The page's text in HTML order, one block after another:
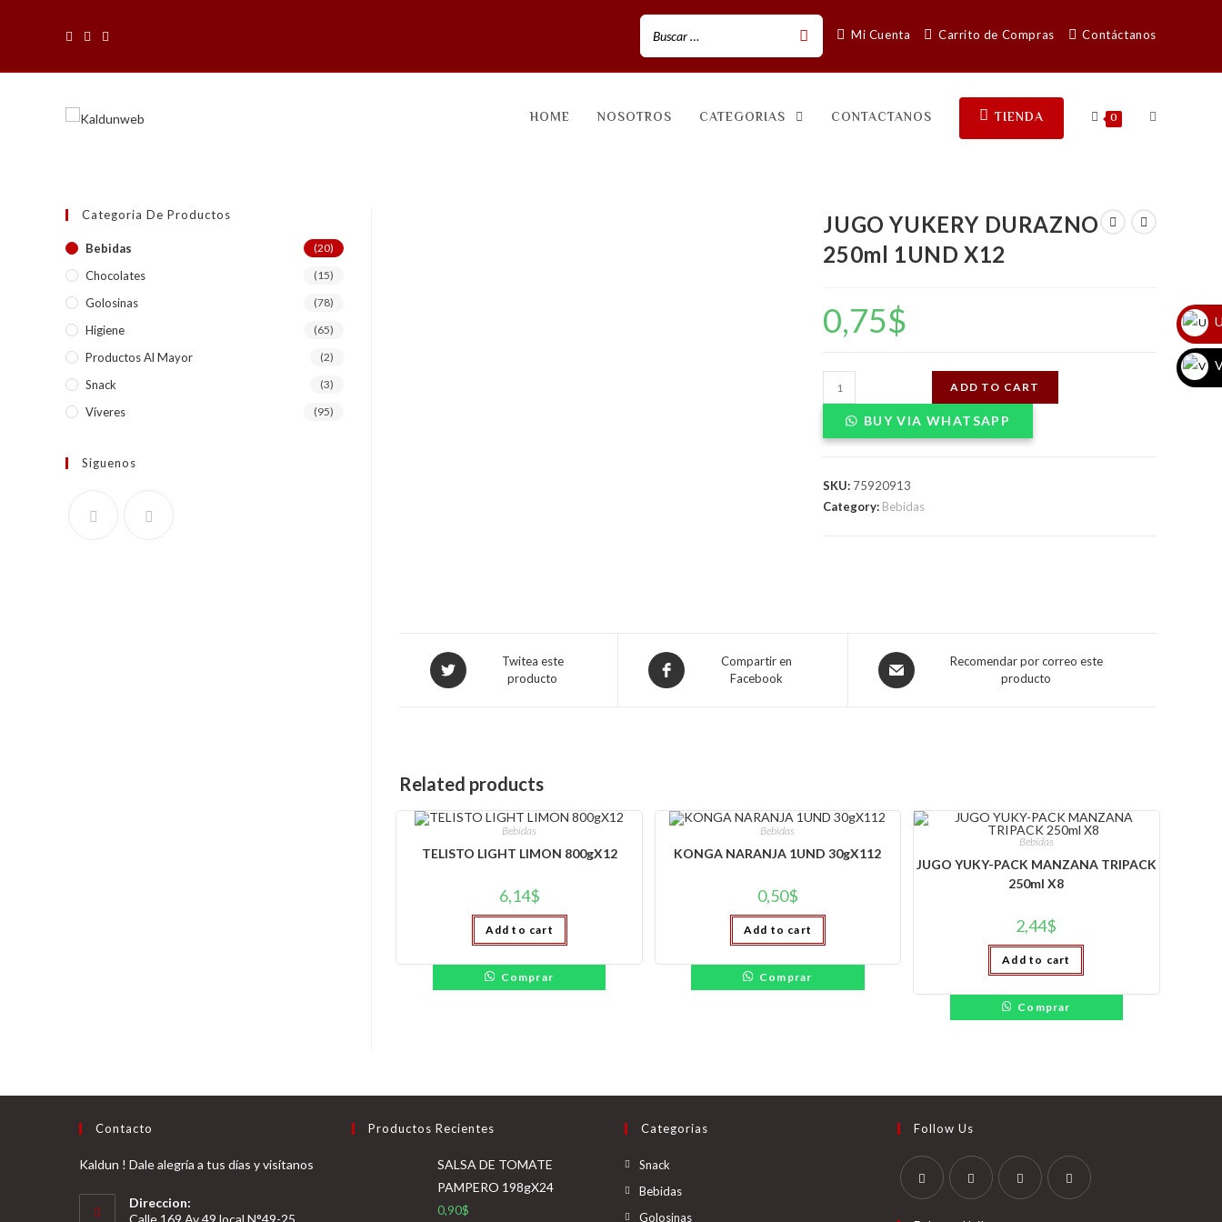
Mi Cuenta Carrito de Compras Contáctanos
HOME NOSOTROS CATEGORIAS CONTACTANOS TIENDA 0
JUGO YUKERY DURAZNO
250ml 1UND X12
0,75$
JUGO
YUKERY
DURAZNO
X12
quantity
ADD TO CART
BUY VIA WHATSAPP
SKU: 75920913
Category: Bebidas
Opens
in
Twitea este
producto
Opens
in
Compartir en
Facebook
Opens
in
Recomendar por correo este
producto
Related products
Bebidas
TELISTO LIGHT LIMON 800gX12
6,14$
Add to cart
Comprar
Bebidas
KONGA NARANJA 1UND 30gX112
0,50$
Add to cart
Comprar
Bebidas
JUGO YUKY-PACK MANZANA TRIPACK
250ml X8
2,44$
Add to cart
Comprar
Categoria De Productos
Bebidas (20)
Chocolates (15)
Golosinas (78)
Higiene (65)
Productos Al Mayor (2)
Snack (3)
Víveres (95)
Siguenos
Contacto
Kaldun ! Dale alegría a tus días y visítanos
Direccion:
Calle 169 Av 49 local N°49-25
Productos Recientes
SALSA DE TOMATE
PAMPERO 198gX24
0,90$
Categorias
Snack
abre
BebidasSe
abre
GolosinasSe
Follow Us